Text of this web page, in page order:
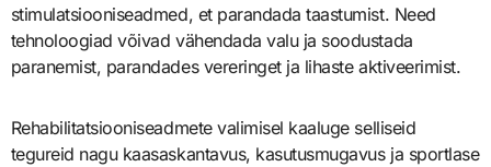
stimulatsiooniseadmed, et parandada taastumist. Need
tehnoloogiad võivad vähendada valu ja soodustada
paranemist, parandades vereringet ja lihaste aktiveerimist.
Rehabilitatsiooniseadmete valimisel kaaluge selliseid
tegureid nagu kaasaskantavus, kasutusmugavus ja sportlase